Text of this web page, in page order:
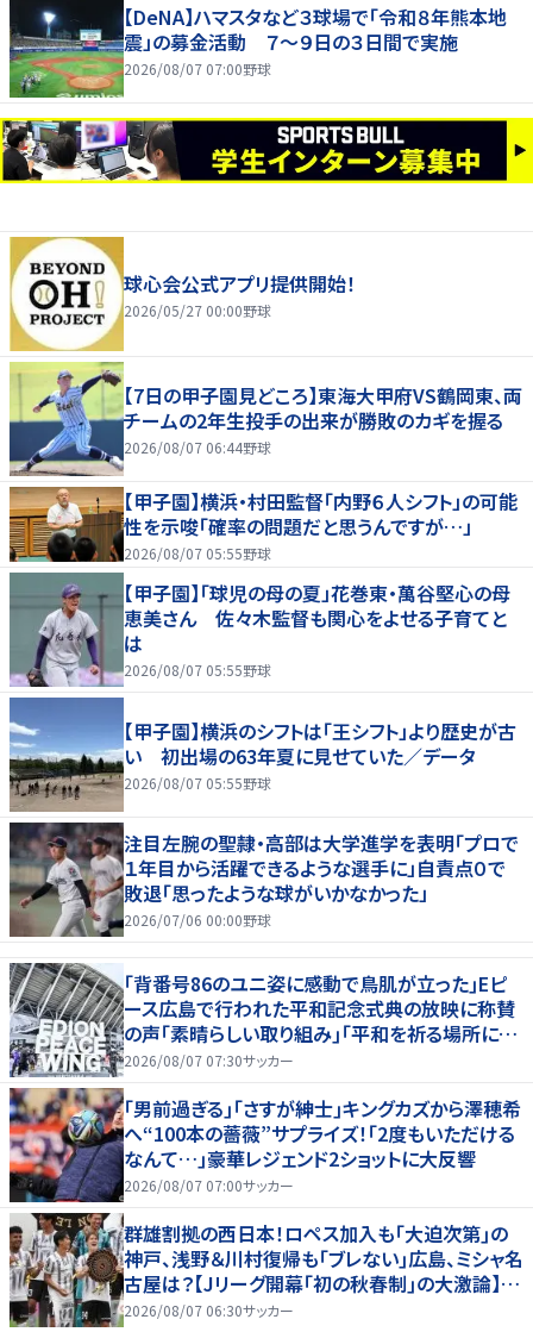
【DeNA】ハマスタなど３球場で「令和８年熊本地
震」の募金活動 ７～９日の３日間で実施
2026/08/07 07:00野球
球心会公式アプリ提供開始！
2026/05/27 00:00野球
【7日の甲子園見どころ】東海大甲府VS鶴岡東、両
チームの2年生投手の出来が勝敗のカギを握る
2026/08/07 06:44野球
【甲子園】横浜・村田監督「内野６人シフト」の可能
性を示唆「確率の問題だと思うんですが…」
2026/08/07 05:55野球
【甲子園】「球児の母の夏」花巻東・萬谷堅心の母
恵美さん 佐々木監督も関心をよせる子育てと
は
2026/08/07 05:55野球
【甲子園】横浜のシフトは「王シフト」より歴史が古
い 初出場の63年夏に見せていた／データ
2026/08/07 05:55野球
注目左腕の聖隷・高部は大学進学を表明「プロで
１年目から活躍できるような選手に」自責点０で
敗退「思ったような球がいかなかった」
2026/07/06 00:00野球
｢背番号86のユニ姿に感動で鳥肌が立った｣Eピ
ース広島で行われた平和記念式典の放映に称賛
の声｢素晴らしい取り組み｣｢平和を祈る場所に相
応しい｣
2026/08/07 07:30サッカー
｢男前過ぎる｣｢さすが紳士｣キングカズから澤穂希
へ“100本の薔薇”サプライズ！｢2度もいただける
なんて…｣豪華レジェンド2ショットに大反響
2026/08/07 07:00サッカー
群雄割拠の西日本！ロペス加入も｢大迫次第｣の
神戸、浅野＆川村復帰も｢ブレない｣広島、ミシャ名
古屋は？【Jリーグ開幕｢初の秋春制｣の大激論】
(2)
2026/08/07 06:30サッカー